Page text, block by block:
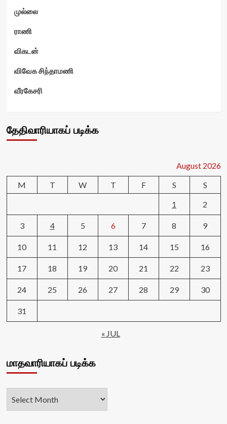
முல்லை
ராணி
விகடன்
விவேக சிந்தாமணி
வீரகேசரி
தேதிவாரியாகப் படிக்க
August 2026
M
T W T F S
S
1
2
3 4 5 6 7 8 9
10 11 12 13 14 15 16
17 18 19 20 21 22 23
24 25 26 27 28 29 30
31
« JUL
மாதவாரியாகப் படிக்க